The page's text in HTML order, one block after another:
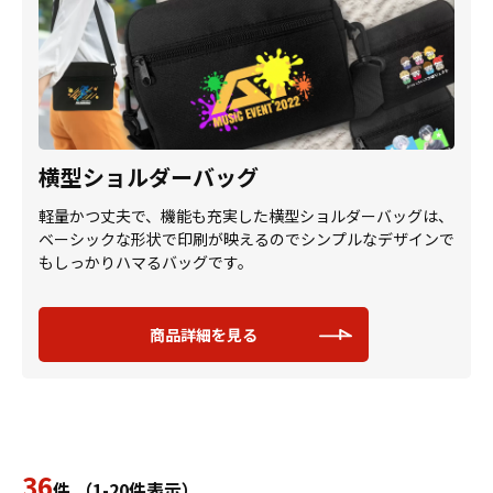
横型ショルダーバッグ
軽量かつ丈夫で、機能も充実した横型ショルダーバッグは、
ベーシックな形状で印刷が映えるのでシンプルなデザインで
もしっかりハマるバッグです。
商品詳細を見る